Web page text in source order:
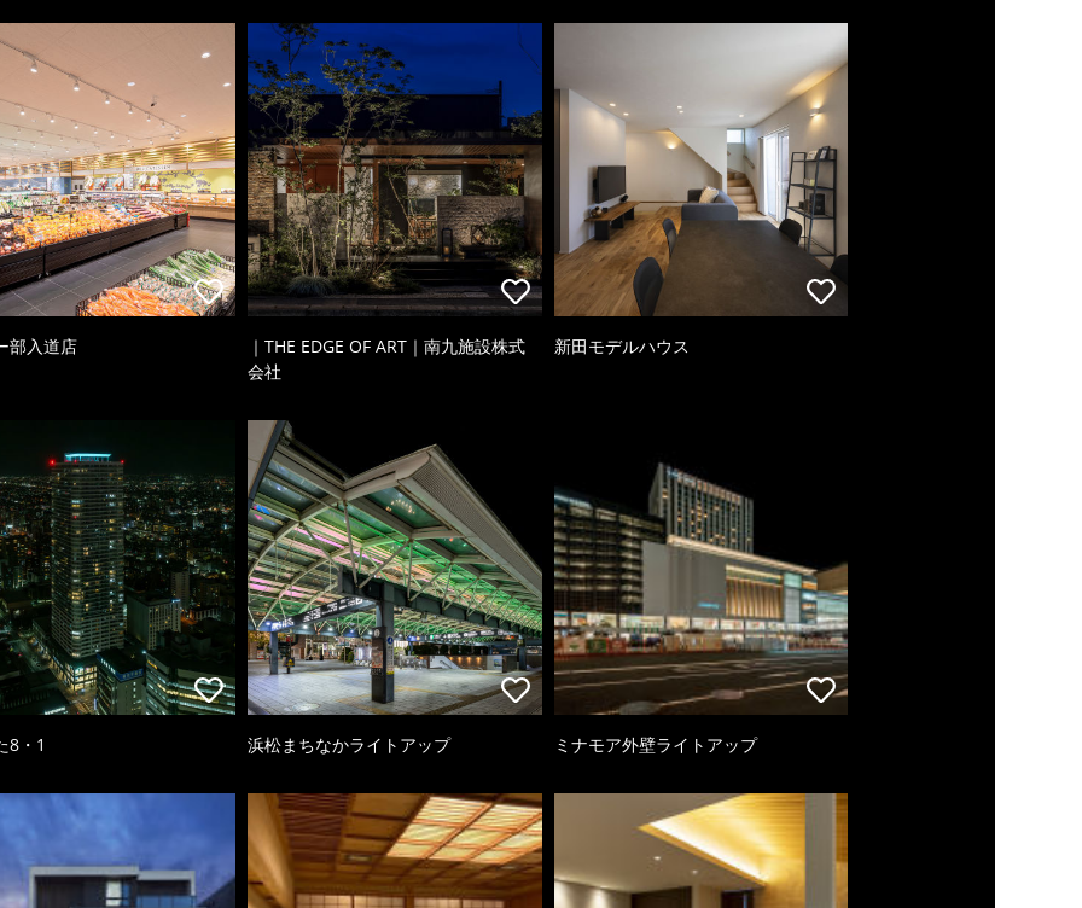
部入道店
｜THE EDGE OF ART｜南九施設株式
会社
新田モデルハウス
8・1 浜松まちなかライトアップ ミナモア外壁ライトアップ